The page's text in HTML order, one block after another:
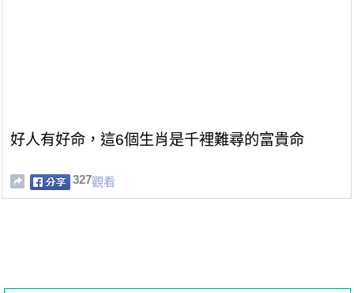
好人有好命，這6個生肖是千裡難尋的富貴命
327觀看